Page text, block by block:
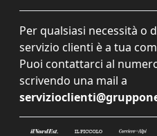
Per qualsiasi necessità o
servizio clienti è a tua
Puoi contattarci al
scrivendo una mail a